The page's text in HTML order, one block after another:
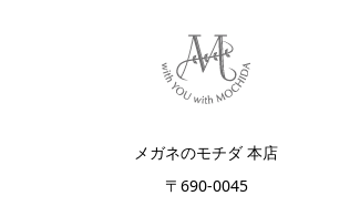
メガネのモチダ 本店
〒690-0045